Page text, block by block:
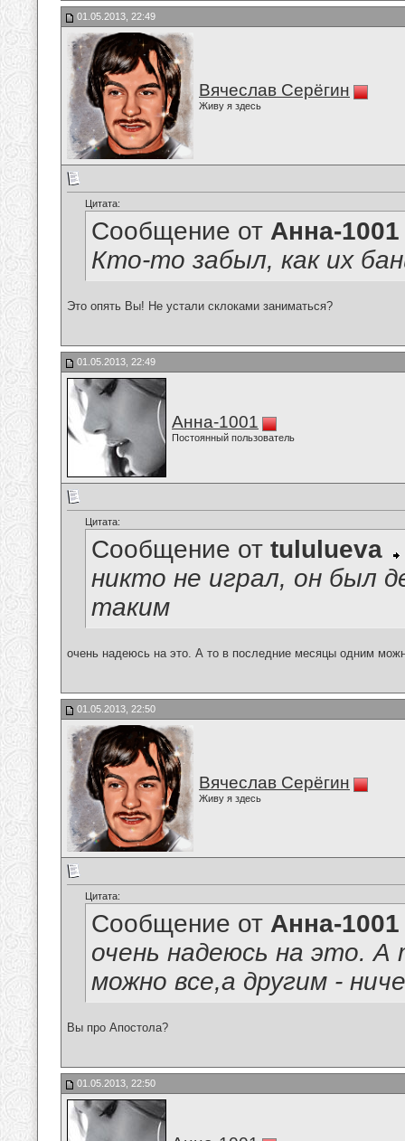
01.05.2013, 22:49
Вячеслав Серёгин
Живу я здесь
Цитата:
Сообщение от Анна-1001
Кто-то забыл, как их
Это опять Вы! Не устали склоками заниматься?
01.05.2013, 22:49
Анна-1001
Постоянный пользователь
Цитата:
Сообщение от tululueva
никто не играл, он был
таким
очень надеюсь на это. А то в последние месяцы одним
01.05.2013, 22:50
Вячеслав Серёгин
Живу я здесь
Цитата:
Сообщение от Анна-1001
очень надеюсь на это. А
можно все,а другим -
Вы про Апостола?
01.05.2013, 22:50